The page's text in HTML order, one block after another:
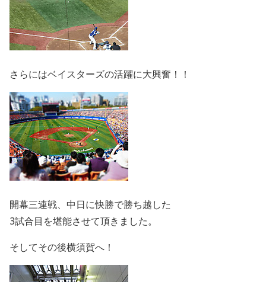
さらにはベイスターズの活躍に大興奮！！
開幕三連戦、中日に快勝で勝ち越した
3試合目を堪能させて頂きました。
そしてその後横須賀へ！